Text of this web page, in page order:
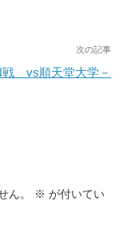
次の記事
戦 vs順天堂大学－
ん。 ※ が付いてい